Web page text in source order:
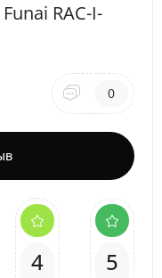
RAC-I-
0
4 5